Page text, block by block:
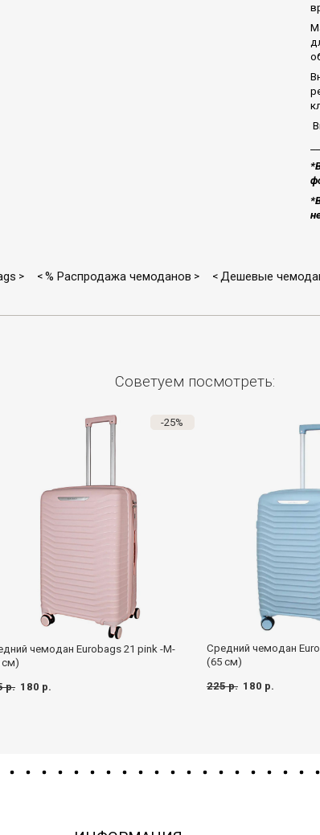
> < % Распродажа чемоданов > < Дешевые
Советуем посмотреть:
-25%
чемодан Eurobags 21 pink -M-
см)
р. 180 р.
Средний чемодан
(65 см)
225 р. 180 р.